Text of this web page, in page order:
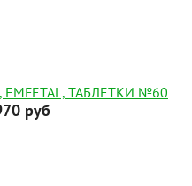
ТАБЛЕТКИ №60
руб